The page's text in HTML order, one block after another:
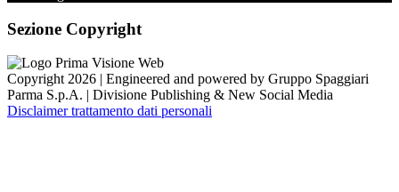
Sezione Copyright
Copyright 2026 | Engineered and powered by Gruppo Spaggiari
Parma S.p.A. | Divisione Publishing & New Social Media
Disclaimer trattamento dati personali